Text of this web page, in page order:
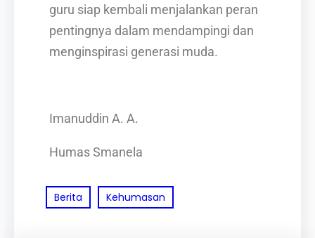
guru siap kembali menjalankan peran
pentingnya dalam mendampingi dan
menginspirasi generasi muda.
Imanuddin A. A.
Humas Smanela
Berita Kehumasan